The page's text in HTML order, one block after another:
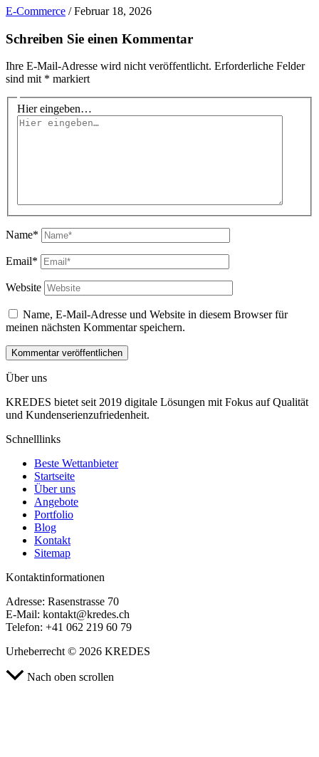
E-Commerce /Februar 18, 2026
Schreiben Sie einen Kommentar
Ihre E-Mail-Adresse wird nicht veröffentlicht. Erforderliche Felder
sind mit * markiert
Hier eingeben…
Name*
Email*
Website
Name, E-Mail-Adresse und Website in diesem Browser für
meinen nächsten Kommentar speichern.
Über uns
KREDES bietet seit 2019 digitale Lösungen mit Fokus auf Qualität
und Kundenserienzufriedenheit.
Schnelllinks
Beste Wettanbieter
Startseite
Über uns
Angebote
Portfolio
Blog
Kontakt
Sitemap
Kontaktinformationen
Adresse: Rasenstrasse 70
E-Mail: kontakt@kredes.ch
Telefon: +41 062 219 60 79
Urheberrecht © 2026 KREDES
Nach oben scrollen